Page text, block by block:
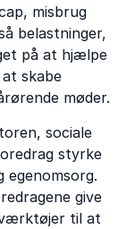
misbrug
belastninger,
på at hjælpe
skabe
møder.
sociale
styrke
egenomsorg.
give
værktøjer til at